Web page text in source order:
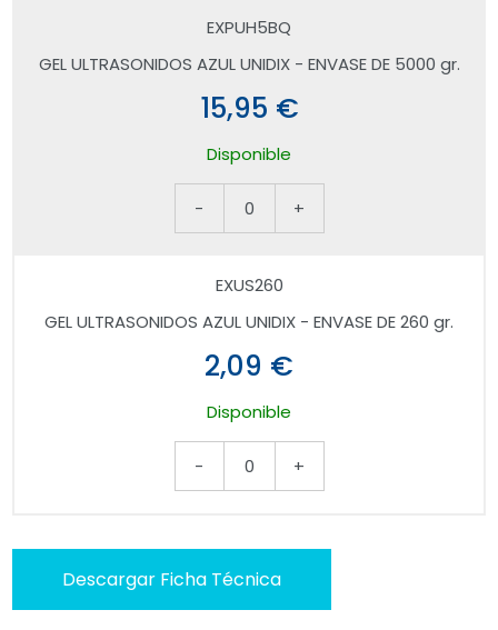
EXPUH5BQ
GEL ULTRASONIDOS AZUL UNIDIX - ENVASE DE 5000 gr.
15,95 €
Disponible
- 0 +
EXUS260
GEL ULTRASONIDOS AZUL UNIDIX - ENVASE DE 260 gr.
2,09 €
Disponible
- 0 +
Descargar Ficha Técnica